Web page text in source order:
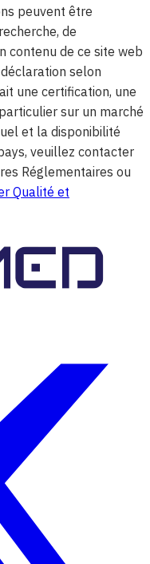
peuvent être
de
contenu de ce site web
selon
une certification, une
sur un marché
et la disponibilité
veuillez contacter
Réglementaires ou
Qualité et